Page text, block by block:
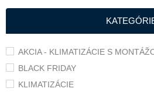
AKCIA - KLIMATIZÁCIE S
BLACK FRIDAY
KLIMATIZÁCIE